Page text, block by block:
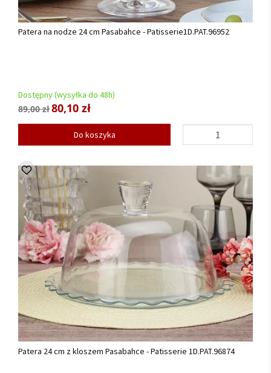
Patera na nodze 24 cm Pasabahce - Patisserie1D.PAT.96952
Dostępny (wysyłka do 48h)
89,00 zł80,10 zł
Do koszyka
Patera 24 cm z kloszem Pasabahce - Patisserie 1D.PAT.96874